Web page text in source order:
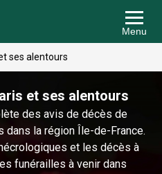
Menu
ses alentours
et ses alentours
des avis de décès de
dans la région Île-de-France.
et les décès à
funérailles à venir dans